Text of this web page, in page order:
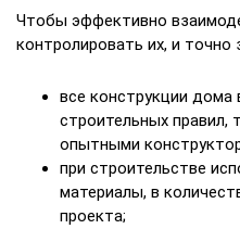
Чтобы эффективно
контролировать их, и точно
все конструкции дома
строительных правил,
опытными
при строительстве
материалы, в
проекта;